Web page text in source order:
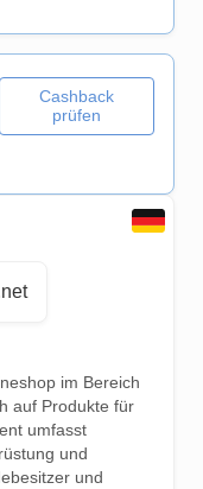
Cashback
prüfen
im Bereich
auf Produkte für
umfasst
und
und